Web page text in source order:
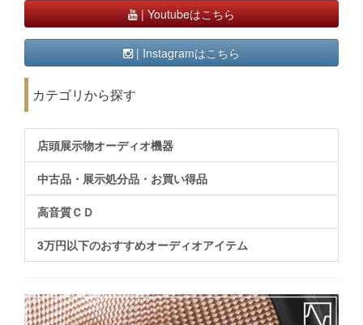
| Youtubeはこちら
| Instagramはこちら
カテゴリから探す
店頭展示物オーディオ機器
中古品・展示処分品・お買い得品
高音質ＣＤ
3万円以下のおすすめオーディオアイテム